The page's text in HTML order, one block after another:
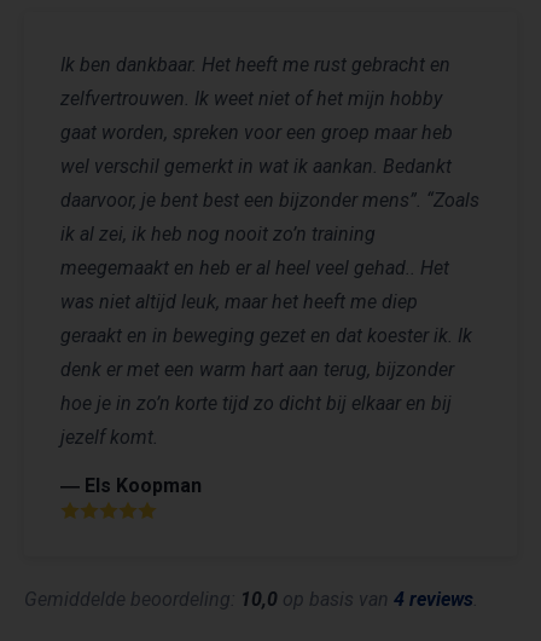
Ik ben dankbaar. Het heeft me rust gebracht en
zelfvertrouwen. Ik weet niet of het mijn hobby
gaat worden, spreken voor een groep maar heb
wel verschil gemerkt in wat ik aankan. Bedankt
daarvoor, je bent best een bijzonder mens”. “Zoals
ik al zei, ik heb nog nooit zo’n training
meegemaakt en heb er al heel veel gehad.. Het
was niet altijd leuk, maar het heeft me diep
geraakt en in beweging gezet en dat koester ik. Ik
denk er met een warm hart aan terug, bijzonder
hoe je in zo’n korte tijd zo dicht bij elkaar en bij
jezelf komt.
― Els Koopman
Gemiddelde beoordeling: 10,0 op basis van 4 reviews.